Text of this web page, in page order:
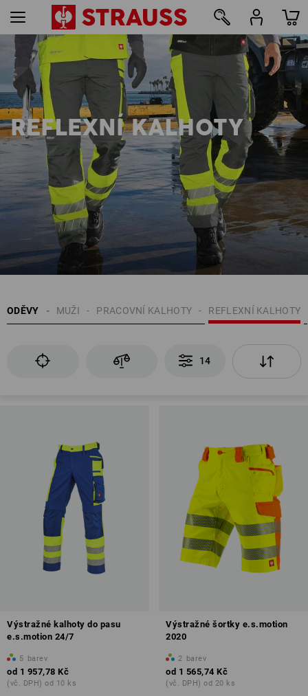
REFLEXNÍ KALHOTY
ODĚVY REFLEXNÍ KALHOTY
PRACOVNÍ KALHOTY
MUŽI
14
Výstražné kalhoty do pasu
e.s.motion 24/7
5 barev
od 1 957,78 Kč
(vč. DPH) od 10 ks
Výstražné šortky e.s.motion
2020
2 barev
od 1 565,74 Kč
(vč. DPH) od 20 ks